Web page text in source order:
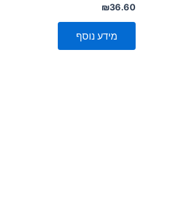
דורג
0
מתוך
₪36.60
מידע נוסף